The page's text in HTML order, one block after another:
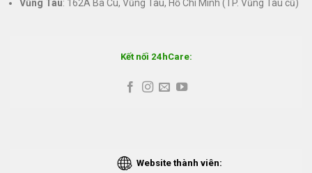
Vũng Tàu: 162A Ba Cu, Vũng Tàu, Hồ Chí Minh (TP. Vũng Tàu cũ)
Kết nối 24hCare:
Website thành viên: